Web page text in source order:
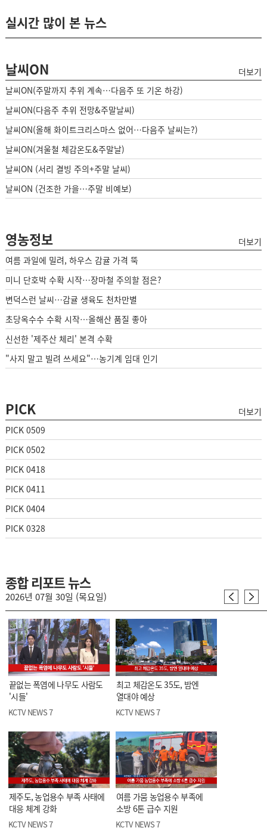
실시간 많이 본 뉴스
날씨ON
더보기
날씨ON(주말까지 추위 계속…다음주 또 기온 하강)
날씨ON(다음주 추위 전망&주말날씨)
날씨ON(올해 화이트크리스마스 없어…다음주 날씨는?)
날씨ON(겨울철 체감온도&주말날)
날씨ON (서리 결빙 주의+주말 날씨)
날씨ON (건조한 가을…주말 비예보)
영농정보
더보기
여름 과일에 밀려, 하우스 감귤 가격 뚝
미니 단호박 수확 시작…장마철 주의할 점은?
변덕스런 날씨…감귤 생육도 천차만별
초당옥수수 수확 시작…올해산 품질 좋아
신선한 '제주산 체리' 본격 수확
"사지 말고 빌려 쓰세요"…농기계 임대 인기
PICK
더보기
PICK 0509
PICK 0502
PICK 0418
PICK 0411
PICK 0404
PICK 0328
종합 리포트 뉴스
2026년 07월 30일 (목요일)
끝없는 폭염에 나무도 사람도
'시들'
KCTV NEWS 7
최고 체감온도 35도, 밤엔
열대야 예상
KCTV NEWS 7
제주도, 농업용수 부족 사태에
대응 체계 강화
KCTV NEWS 7
여름 가뭄 농업용수 부족에
소방 6톤 급수 지원
KCTV NEWS 7